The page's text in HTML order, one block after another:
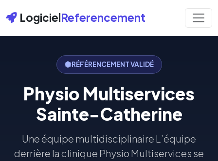
LogicielReferencement
RÉFÉRENCEMENT VALIDÉ
Physio Multiservices
Sainte-Catherine
Une équipe multidisciplinaire L’équipe
derrière la clinique Physio Multiservices se